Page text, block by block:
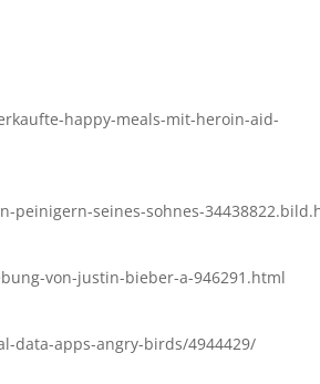
happy-meals-mit-heroin-aid-
seines-sohnes-
von-justin-bieber-a-946291.html
data-apps-angry-birds/4944429/